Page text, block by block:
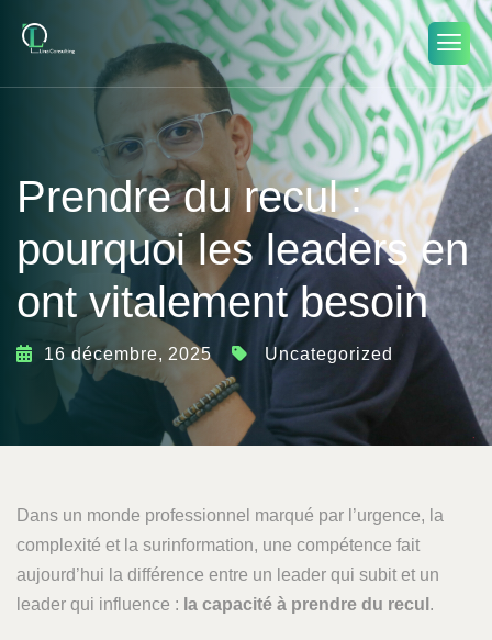
Prendre du recul :
pourquoi les leaders en
ont vitalement besoin
16 décembre, 2025 Uncategorized
Dans un monde professionnel marqué par l’urgence, la
complexité et la surinformation, une compétence fait
aujourd’hui la différence entre un leader qui subit et un
leader qui influence : la capacité à prendre du recul .